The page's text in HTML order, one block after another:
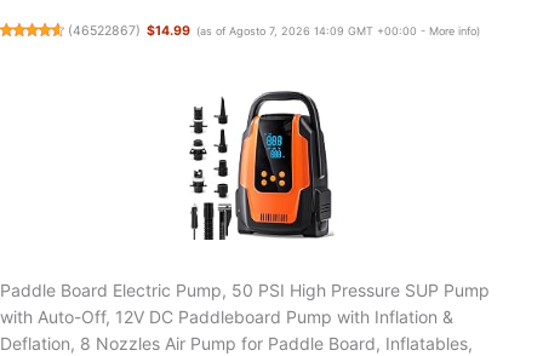
(46522867) $14.99 (as of Agosto 7, 2026 14:09 GMT +00:00 - More info)
Paddle Board Electric Pump, 50 PSI High Pressure SUP Pump
with Auto-Off, 12V DC Paddleboard Pump with Inflation &
Deflation, 8 Nozzles Air Pump for Paddle Board, Inflatables,